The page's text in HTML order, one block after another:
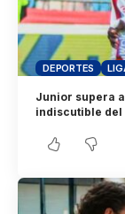
DEPORTES
Junior supera
indiscutible del